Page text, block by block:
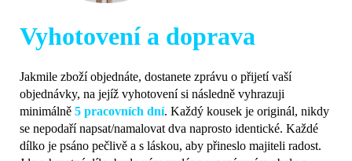
Vyhotovení a doprava
Jakmile zboží objednáte, dostanete zprávu o přijetí vaší
objednávky, na jejíž vyhotovení si následně vyhrazuji
minimálně 5 pracovních dní. Každý kousek je originál, nikdy
se nepodaří napsat/namalovat dva naprosto identické. Každé
dílko je psáno pečlivě a s láskou, aby přineslo majiteli radost.